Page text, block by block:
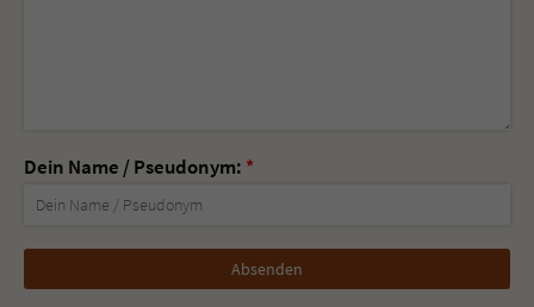
Dein Name / Pseudonym: *
Nicht
ausfüllen!